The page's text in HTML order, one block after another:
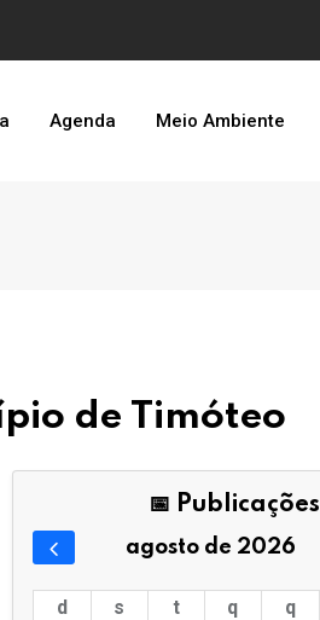
Agenda Meio Ambiente
de Timóteo
📅 Publicações
agosto de 2026
d s t q q